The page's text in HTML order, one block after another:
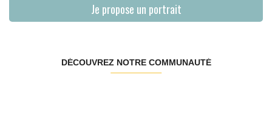
Je propose un portrait
DÉCOUVREZ NOTRE COMMUNAUTÉ